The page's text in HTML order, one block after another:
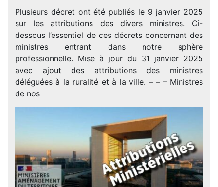
Plusieurs décret ont été publiés le 9 janvier 2025
sur les attributions des divers ministres. Ci-
dessous l’essentiel de ces décrets concernant des
ministres entrant dans notre sphère
professionnelle. Mise à jour du 31 janvier 2025
avec ajout des attributions des ministres
déléguées à la ruralité et à la ville. – – – Ministres
de nos